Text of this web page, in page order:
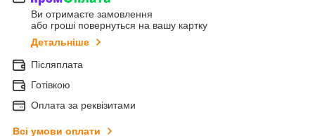
Ви отримаєте замовлення
або гроші повернуться на вашу картку
Детальніше
Післяплата
Готівкою
Оплата за реквізитами
Всі умови оплати